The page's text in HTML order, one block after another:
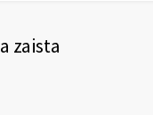
zaista